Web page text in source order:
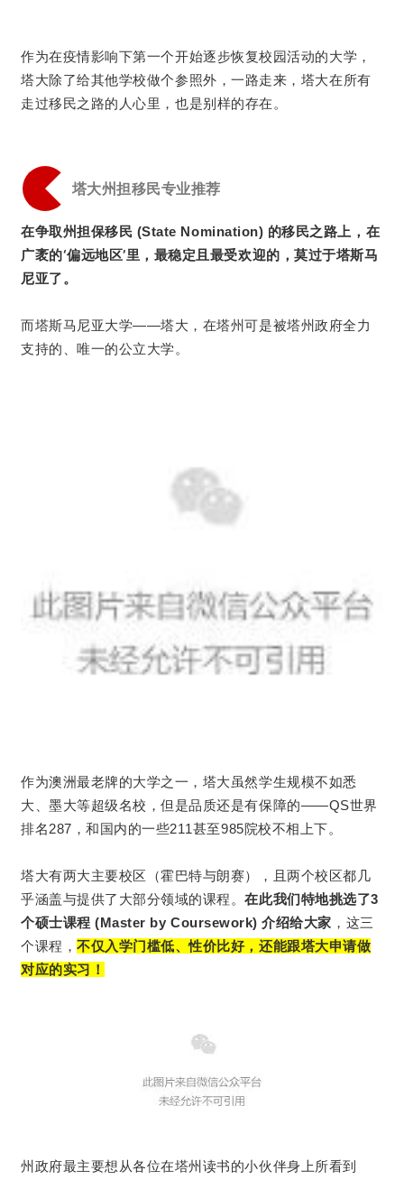
作为在疫情影响下第一个开始逐步恢复校园活动的大学，
塔大除了给其他学校做个参照外，一路走来，塔大在所有
走过移民之路的人心里，也是别样的存在。
塔大州担移民专业推荐
在争取州担保移民 (State Nomination) 的移民之路上， 在
广袤的‘偏远地区’里，最稳定且最受欢迎的，莫过于塔斯马
尼亚了。
而塔斯马尼亚大学——塔大，在塔州可是被塔州政府全力
支持的、唯一的公立大学。
作为澳洲最老牌的大学之一，塔大虽然学生规模不如悉
大、墨大等超级名校，但是品质还是有保障的——QS世界
排名287，和国内的一些211甚至985院校不相上下。
塔大有两大主要校区（霍巴特与朗赛），且两个校区都几
乎涵盖与提供了大部分领域的课程。在此我们特地挑选了3
个硕士课程 (Master by Coursework) 介绍给大家 ，这三
个课程，不仅入学门槛低、性价比好，还能跟塔大申请做
对应的实习！
州政府最主要想从各位在塔州读书的小伙伴身上所看到